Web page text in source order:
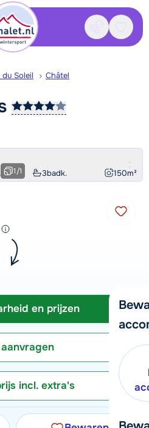
Contact
Soleil Châtel
3badk. 150m²
1/1
en prijzen
incl. extra's